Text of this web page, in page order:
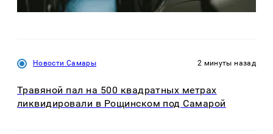
Новости Самары 2 минуты назад
Травяной пал на 500 квадратных метрах
ликвидировали в Рощинском под Самарой